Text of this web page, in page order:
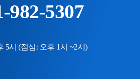
982-5307
5시 (점심: 오후 1시 ~2시)